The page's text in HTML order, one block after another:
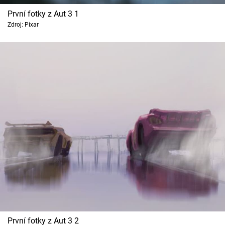
Cool Esport
Sledujte nás
První fotky z Aut 3 1
Zdroj: Pixar
První fotky z Aut 3 2